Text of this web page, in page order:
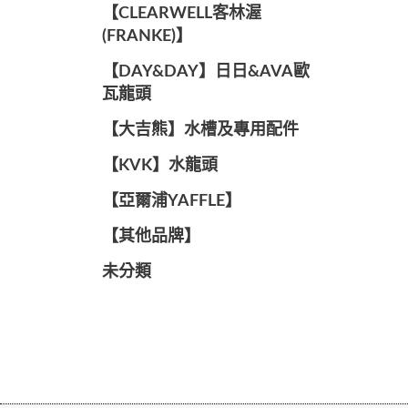
️【CLEARWELL客林渥
(FRANKE)】️
️【DAY&DAY】️日日&AVA歐
瓦龍頭
【大吉熊】水槽及專用配件
️【KVK】水龍頭️
【亞爾浦YAFFLE】
️【其他品牌】️
未分類